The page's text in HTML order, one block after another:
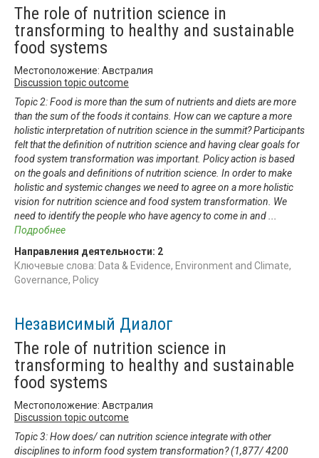
The role of nutrition science in
transforming to healthy and sustainable
food systems
Местоположение: Австралия
Discussion topic outcome
Topic 2: Food is more than the sum of nutrients and diets are more
than the sum of the foods it contains. How can we capture a more
holistic interpretation of nutrition science in the summit? Participants
felt that the definition of nutrition science and having clear goals for
food system transformation was important. Policy action is based
on the goals and definitions of nutrition science. In order to make
holistic and systemic changes we need to agree on a more holistic
vision for nutrition science and food system transformation. We
need to identify the people who have agency to come in and
Подробнее
Направления деятельности: 2
Ключевые слова: Data & Evidence, Environment and Climate,
Governance, Policy
Независимый Диалог
The role of nutrition science in
transforming to healthy and sustainable
food systems
Местоположение: Австралия
Discussion topic outcome
Topic 3: How does/ can nutrition science integrate with other
disciplines to inform food system transformation? (1,877/ 4200